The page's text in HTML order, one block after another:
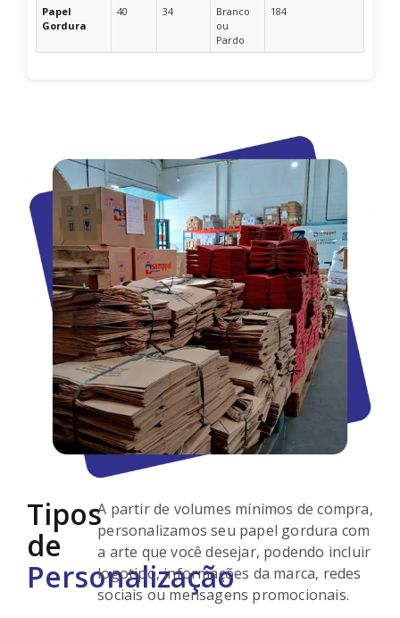
Papel
Gordura
40 34
Branco
ou
Pardo
184
Tipos
de
Personalização
A partir de volumes mínimos de compra,
personalizamos seu papel gordura com
a arte que você desejar, podendo incluir
logotipo, informações da marca, redes
sociais ou mensagens promocionais.